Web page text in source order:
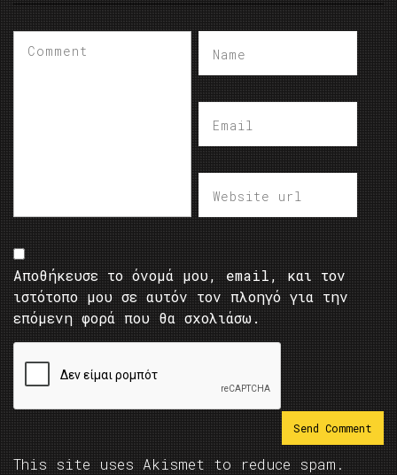
Αποθήκευσε το όνομά μου, email, και τον
ιστότοπο μου σε αυτόν τον πλοηγό για την
επόμενη φορά που θα σχολιάσω.
This site uses Akismet to reduce spam.